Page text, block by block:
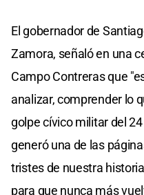
El gobernador de
Zamora, señaló en una
Campo Contreras que
analizar, comprender lo
golpe cívico militar del
generó una de las
tristes de nuestra
para que nunca más